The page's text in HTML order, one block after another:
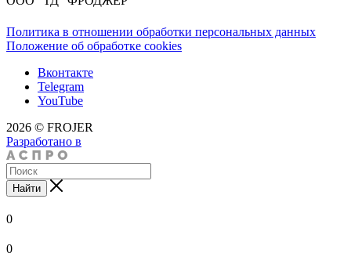
Политика в отношении обработки персональных данных
Положение об обработке cookies
Вконтакте
Telegram
YouTube
2026 © FROJER
Разработано в
Найти
0
0